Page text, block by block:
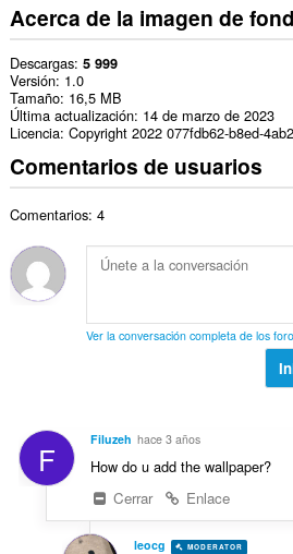
Acerca de la imagen de
Descargas 5 999
Versión 1.0
Tamaño 16,5 MB
Última actualización 14 de marzo de 2023
Licencia Copyright 2022 077fdb62-b8ed-
Comentarios de usuarios
Comentarios: 4
Ver la conversación completa de los
F Filuzeh hace 3 años
How do u add the wallpaper?
Cerrar
Enlace
leocg MODERATOR